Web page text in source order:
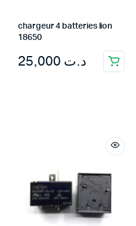
chargeur 4 batteries lion
18650
د.ت